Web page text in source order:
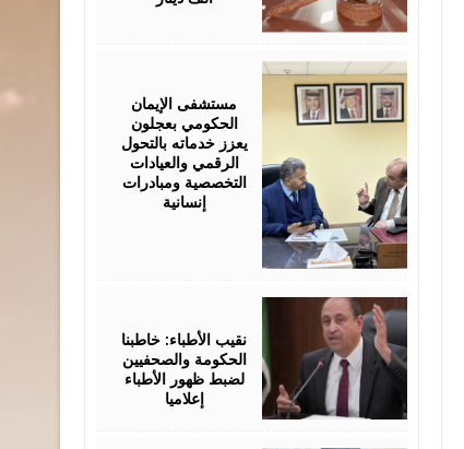
مستشفى الإيمان
الحكومي بعجلون
يعزز خدماته بالتحول
الرقمي والعيادات
التخصصية ومبادرات
إنسانية
نقيب الأطباء: خاطبنا
الحكومة والصحفيين
لضبط ظهور الأطباء
إعلاميا
2026